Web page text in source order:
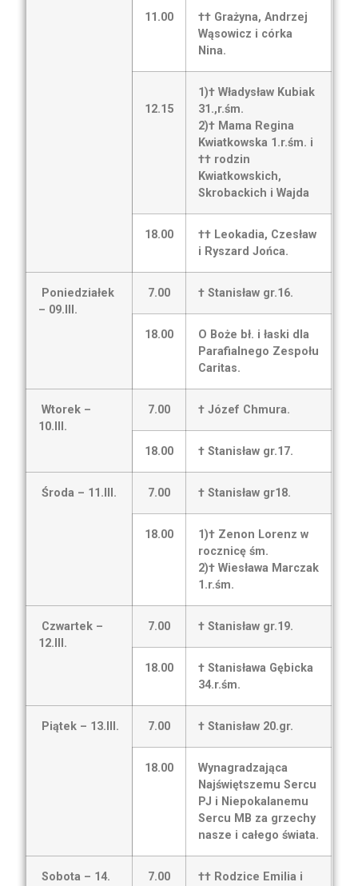
11.00
†† Grażyna, Andrzej
Wąsowicz i córka
Nina.
12.15
1)† Władysław Kubiak
31.,r.śm.
2)† Mama Regina
Kwiatkowska 1.r.śm. i
†† rodzin
Kwiatkowskich,
Skrobackich i Wajda
18.00
†† Leokadia, Czesław
i Ryszard Jońca.
Poniedziałek
– 09.III.
7.00 † Stanisław gr.16.
18.00
O Boże bł. i łaski dla
Parafialnego Zespołu
Caritas.
Wtorek –
10.III.
7.00 † Józef Chmura.
18.00 † Stanisław gr.17.
Środa – 11.III. 7.00 † Stanisław gr18.
18.00
1)† Zenon Lorenz w
rocznicę śm.
2)† Wiesława Marczak
1.r.śm.
Czwartek –
12.III.
7.00 † Stanisław gr.19.
18.00
† Stanisława Gębicka
34.r.śm.
Piątek – 13.III. 7.00 † Stanisław 20.gr.
18.00
Wynagradzająca
Najświętszemu Sercu
PJ i Niepokalanemu
Sercu MB za grzechy
nasze i całego świata.
Sobota – 14.
7.00
†† Rodzice Emilia i